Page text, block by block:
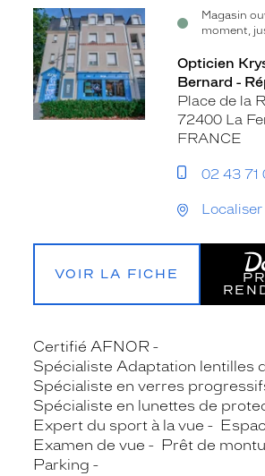
Magasin
moment,
Voir
la
fiche
Opticien
Bernard -
Place de la
72400 La
FRANCE
02 43 71
VOIR LA FICHE
Certifié AFNOR
Spécialiste Adaptation lentilles
Spécialiste en verres
Spécialiste en lunettes de
Expert du sport à la vue
Examen de vue
Prêt de
Parking